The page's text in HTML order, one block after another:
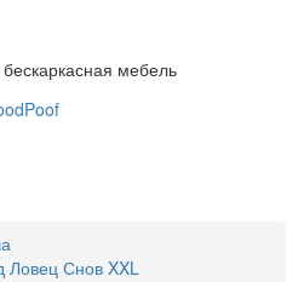
мебель
Ловец Снов XXL